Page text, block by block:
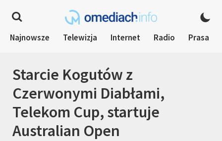
Najnowsze Telewizja Internet Radio Prasa
Starcie Kogutów z
Czerwonymi Diabłami,
Telekom Cup, startuje
Australian Open